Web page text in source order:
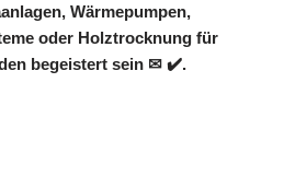
Wärmepumpen,
oder Holztrocknung für
begeistert sein ✉ ✔️.